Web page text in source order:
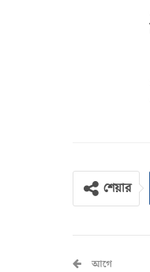
শেয়ার
আগে